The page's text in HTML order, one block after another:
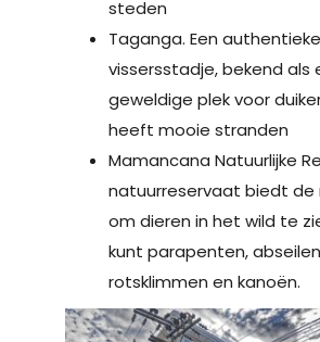
steden
Taganga. Een authentieke
vissersstadje, bekend als
geweldige plek voor
heeft mooie stranden
Mamancana Natuurlijke
natuurreservaat biedt de
om dieren in het wild te
kunt parapenten,
rotsklimmen en kanoën.